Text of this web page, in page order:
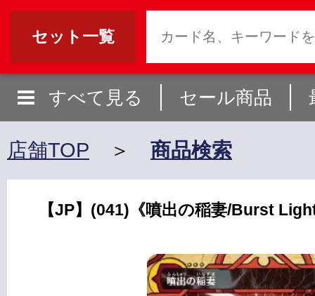
セット一覧
すべて見る セール商品
店舗TOP ＞ 商品検索
【JP】(041)《噴出の稲妻/Burst